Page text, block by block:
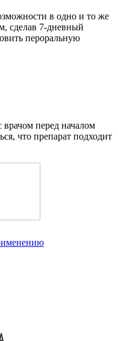
в одно и то же
сделав 7-дневный
пероральную
врачом перед началом
что препарат подходит